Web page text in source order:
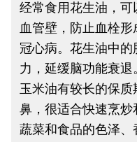
经常食用花生油，
血管壁，防止血栓
冠心病。花生油中
力，延缓脑功能衰退
玉米油有较长的保
鼻，很适合快速烹
蔬菜和食品的色泽、